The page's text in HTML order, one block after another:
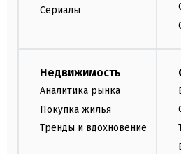
Сериалы
Недвижимость
Аналитика рынка
Покупка жилья
Тренды и вдохновение